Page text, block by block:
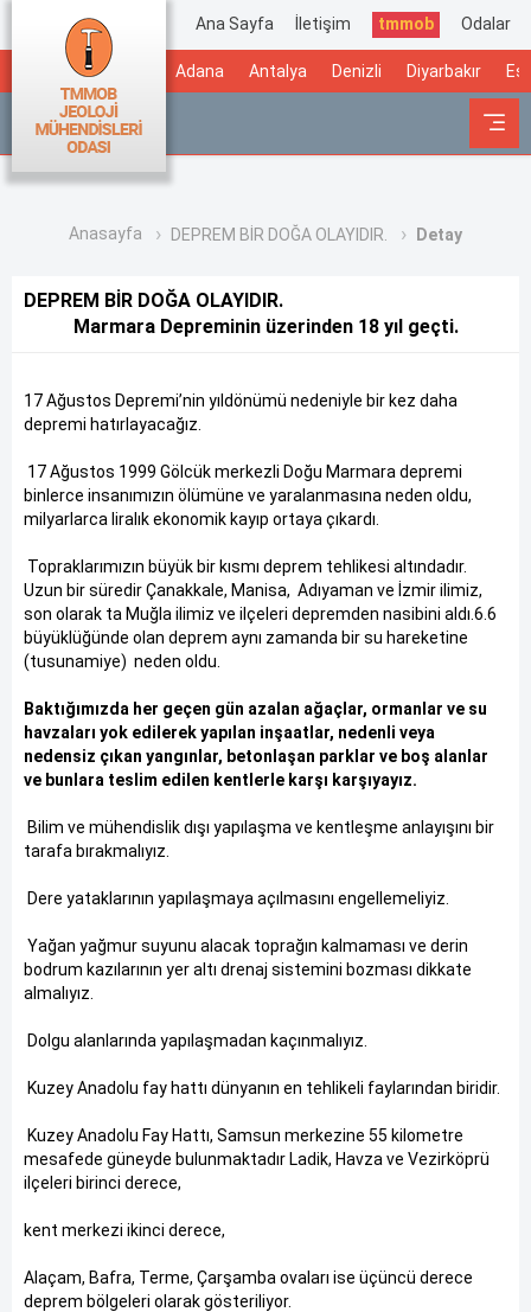
Ana Sayfa İletişim tmmob Odalar
Adana Antalya Denizli Diyarbakır
Anasayfa DEPREM BİR DOĞA OLAYIDIR. Detay
DEPREM BİR DOĞA OLAYIDIR.
Marmara Depreminin üzerinden 18 yıl geçti.
17 Ağustos Depremi’nin yıldönümü nedeniyle bir kez daha
depremi hatırlayacağız.
17 Ağustos 1999 Gölcük merkezli Doğu Marmara depremi
binlerce insanımızın ölümüne ve yaralanmasına neden oldu,
milyarlarca liralık ekonomik kayıp ortaya çıkardı.
Topraklarımızın büyük bir kısmı deprem tehlikesi altındadır.
Uzun bir süredir Çanakkale, Manisa, Adıyaman ve İzmir ilimiz,
son olarak ta Muğla ilimiz ve ilçeleri depremden nasibini aldı.6.6
büyüklüğünde olan deprem aynı zamanda bir su hareketine
(tusunamiye) neden oldu.
Baktığımızda her geçen gün azalan ağaçlar, ormanlar ve su
havzaları yok edilerek yapılan inşaatlar, nedenli veya
nedensiz çıkan yangınlar, betonlaşan parklar ve boş alanlar
ve bunlara teslim edilen kentlerle karşı karşıyayız.
Bilim ve mühendislik dışı yapılaşma ve kentleşme anlayışını bir
tarafa bırakmalıyız.
Dere yataklarının yapılaşmaya açılmasını engellemeliyiz.
Yağan yağmur suyunu alacak toprağın kalmaması ve derin
bodrum kazılarının yer altı drenaj sistemini bozması dikkate
almalıyız.
Dolgu alanlarında yapılaşmadan kaçınmalıyız.
Kuzey Anadolu fay hattı dünyanın en tehlikeli faylarından biridir.
Kuzey Anadolu Fay Hattı, Samsun merkezine 55 kilometre
mesafede güneyde bulunmaktadır Ladik, Havza ve Vezirköprü
ilçeleri birinci derece,
kent merkezi ikinci derece,
Alaçam, Bafra, Terme, Çarşamba ovaları ise üçüncü derece
deprem bölgeleri olarak gösteriliyor.